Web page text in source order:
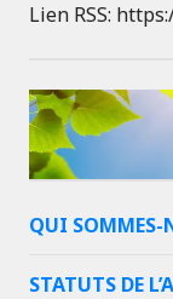
Lien RSS:
QUI SOMMES-
STATUTS DE